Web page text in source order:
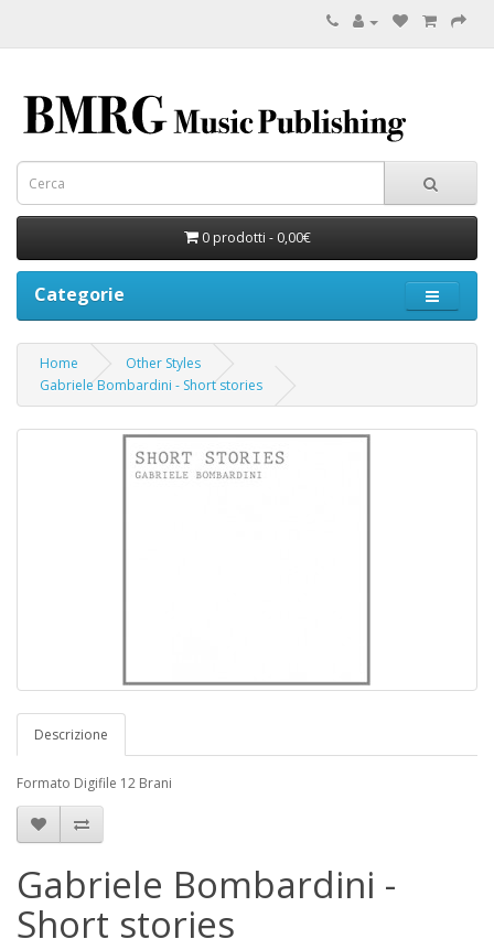
0 prodotti - 0,00€
Categorie
Home
Other Styles
Gabriele Bombardini - Short stories
Descrizione
Formato Digifile 12 Brani
Gabriele Bombardini -
Short stories